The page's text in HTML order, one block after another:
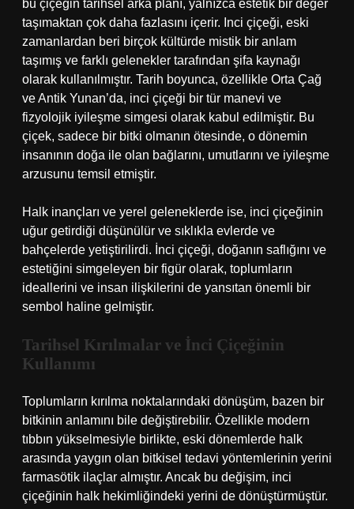
bu çiçeğin tarihsel arka planı, yalnızca estetik bir değer
taşımaktan çok daha fazlasını içerir. Inci çiçeği, eski
zamanlardan beri birçok kültürde mistik bir anlam
taşımış ve farklı gelenekler tarafından şifa kaynağı
olarak kullanılmıştır. Tarih boyunca, özellikle Orta Çağ
ve Antik Yunan’da, inci çiçeği bir tür manevi ve
fizyolojik iyileşme simgesi olarak kabul edilmiştir. Bu
çiçek, sadece bir bitki olmanın ötesinde, o dönemin
insanının doğa ile olan bağlarını, umutlarını ve iyileşme
arzusunu temsil etmiştir.
Halk inançları ve yerel geleneklerde ise, inci çiçeğinin
uğur getirdiği düşünülür ve sıklıkla evlerde ve
bahçelerde yetiştirilirdi. İnci çiçeği, doğanın saflığını ve
estetiğini simgeleyen bir figür olarak, toplumların
ideallerini ve insan ilişkilerini de yansıtan önemli bir
sembol haline gelmiştir.
Tarihsel Kırılmalar ve İnci Çiçeğinin
Kullanımı
Toplumların kırılma noktalarındaki dönüşüm, bazen bir
bitkinin anlamını bile değiştirebilir. Özellikle modern
tıbbın yükselmesiyle birlikte, eski dönemlerde halk
arasında yaygın olan bitkisel tedavi yöntemlerinin yerini
farmasötik ilaçlar almıştır. Ancak bu değişim, inci
çiçeğinin halk hekimliğindeki yerini de dönüştürmüştür.